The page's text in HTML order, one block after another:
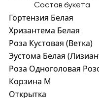
Состав букета
Гортензия Белая
Хризантема Белая
Роза Кустовая (Ветка)
Эустома Белая
Роза Одноголовая
Корзина M
Открытка